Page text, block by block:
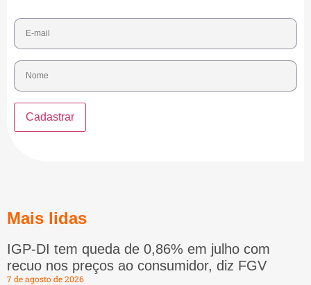
Mais lidas
IGP-DI tem queda de 0,86% em julho com
recuo nos preços ao consumidor, diz FGV
7 de agosto de 2026